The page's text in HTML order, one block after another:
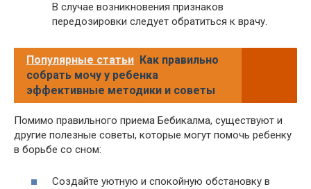
В случае возникновения признаков
передозировки следует обратиться к врачу.
Популярные статьи Как правильно
собрать мочу у ребенка
эффективные методики и советы
Помимо правильного приема Бебикалма, существуют и
другие полезные советы, которые могут помочь ребенку
в борьбе со сном:
Создайте уютную и спокойную обстановку в